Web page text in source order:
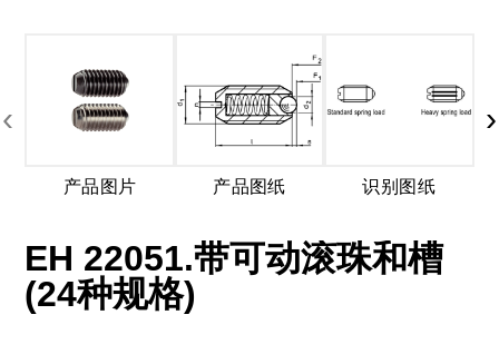
产品图片 产品图纸 识别图纸
‹ ›
EH 22051.带可动滚珠和槽
(24种规格)